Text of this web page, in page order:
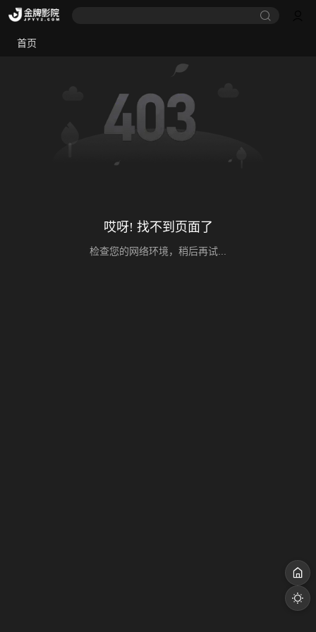
首页
哎呀! 找不到页面了
检查您的网络环境，稍后再试...